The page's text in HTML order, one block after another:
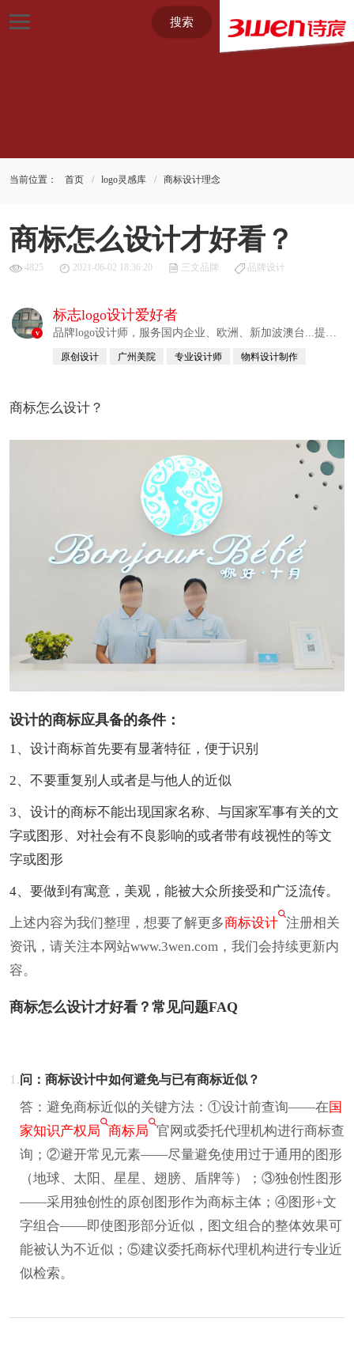
搜索
当前位置： 首页 logo灵感库 商标设计理念
商标怎么设计才好看？
4825 2021-06-02 18:36:20 三文品牌 品牌设计
v
标志logo设计爱好者
品牌logo设计师，服务国内企业、欧洲、新加波澳台...提供
原创设计 广州美院 专业设计师 物料设计制作
商标怎么设计？
设计的商标应具备的条件：
1、设计商标首先要有显著特征，便于识别
2、不要重复别人或者是与他人的近似
3、设计的商标不能出现国家名称、与国家军事有关的文
字或图形、对社会有不良影响的或者带有歧视性的等文
字或图形
4、要做到有寓意，美观，能被大众所接受和广泛流传。
上述内容为我们整理，想要了解更多商标设计 注册相关
资讯，请关注本网站www.3wen.com，我们会持续更新内
容。
商标怎么设计才好看？常见问题FAQ
1.问：商标设计中如何避免与已有商标近似？
答：避免商标近似的关键方法：①设计前查询——在国
家知识产权局 商标局 官网或委托代理机构进行商标查
询；②避开常见元素——尽量避免使用过于通用的图形
（地球、太阳、星星、翅膀、盾牌等）；③独创性图形
——采用独创性的原创图形作为商标主体；④图形+文
字组合——即使图形部分近似，图文组合的整体效果可
能被认为不近似；⑤建议委托商标代理机构进行专业近
似检索。